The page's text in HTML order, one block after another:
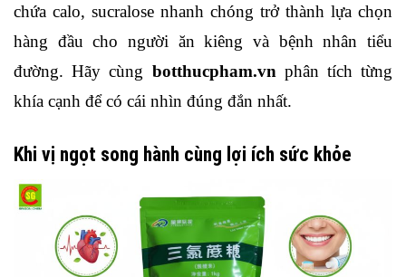
chứa calo, sucralose nhanh chóng trở thành lựa chọn
hàng đầu cho người ăn kiêng và bệnh nhân tiểu
đường. Hãy cùng botthucpham.vn phân tích từng
khía cạnh để có cái nhìn đúng đắn nhất.
Khi vị ngọt song hành cùng lợi ích sức khỏe